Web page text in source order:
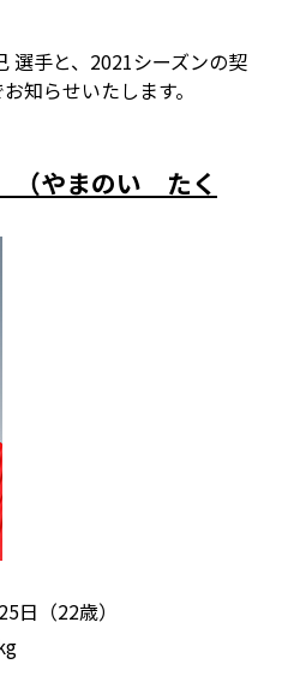
選手と、2021シーズンの契
知らせいたします。
やまのい たく
日（22歳）